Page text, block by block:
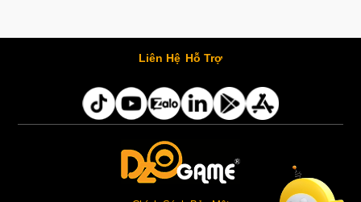
Liên Hệ Hỗ Trợ